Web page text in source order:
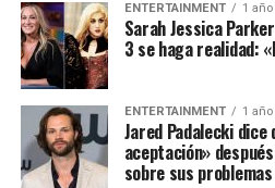
ENTERTAINMENT 1
Sarah Jessica
3 se haga realidad:
ENTERTAINMENT 1
Jared Padalecki
aceptación»
sobre sus